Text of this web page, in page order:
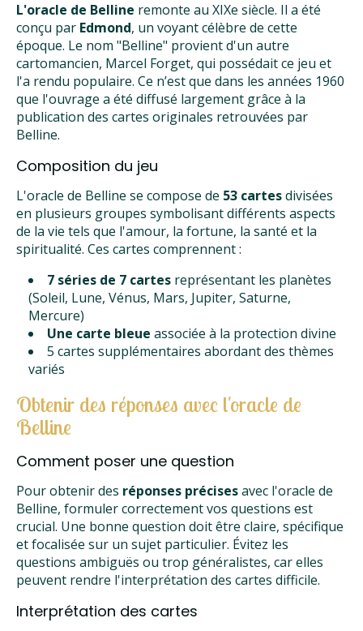
L'oracle de Belline remonte au XIXe siècle. Il a été
conçu par Edmond, un voyant célèbre de cette
époque. Le nom "Belline" provient d'un autre
cartomancien, Marcel Forget, qui possédait ce jeu et
l'a rendu populaire. Ce n’est que dans les années 1960
que l'ouvrage a été diffusé largement grâce à la
publication des cartes originales retrouvées par
Belline.
Composition du jeu
L'oracle de Belline se compose de 53 cartesdivisées
en plusieurs groupes symbolisant différents aspects
de la vie tels que l'amour, la fortune, la santé et la
spiritualité. Ces cartes comprennent :
7 séries de 7 cartes représentant les planètes
(Soleil, Lune, Vénus, Mars, Jupiter, Saturne,
Mercure)
Une carte bleue associée à la protection divine
5 cartes supplémentaires abordant des thèmes
variés
Obtenir des réponses avec l'oracle de
Belline
Comment poser une question
Pour obtenir des réponses précisesavec l'oracle de
Belline, formuler correctement vos questions est
crucial. Une bonne question doit être claire, spécifique
et focalisée sur un sujet particulier. Évitez les
questions ambiguës ou trop généralistes, car elles
peuvent rendre l'interprétation des cartes difficile.
Interprétation des cartes